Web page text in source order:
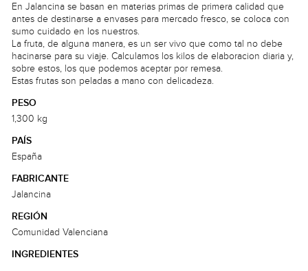
En Jalancina se basan en materias primas de primera calidad que
antes de destinarse a envases para mercado fresco, se coloca con
sumo cuidado en los nuestros.
La fruta, de alguna manera, es un ser vivo que como tal no debe
hacinarse para su viaje. Calculamos los kilos de elaboracion diaria y,
sobre estos, los que podemos aceptar por remesa.
Estas frutas son peladas a mano con delicadeza.
PESO
1,300 kg
PAÍS
España
FABRICANTE
Jalancina
REGIÓN
Comunidad Valenciana
INGREDIENTES